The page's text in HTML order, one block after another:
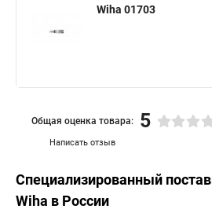
Wiha 01703
Написать отзыв
Общая оценка товара: 5
Специализированный
Wiha в России